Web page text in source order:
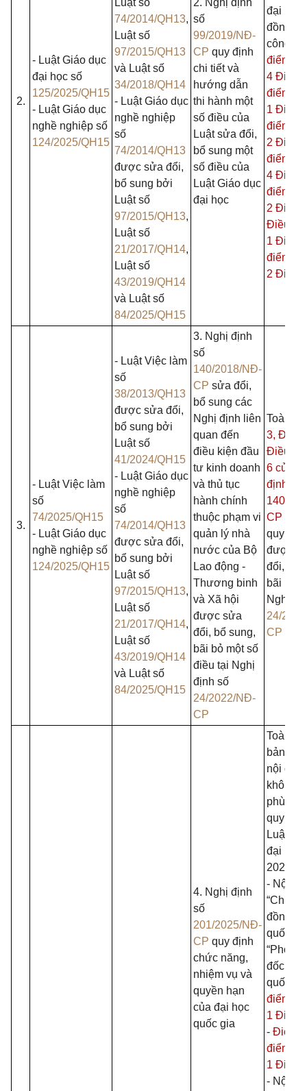
2.
- Luật Giáo dục
đại học số
125/2025/QH15
- Luật Giáo dục
nghề nghiệp số
124/2025/QH15
Luật số
74/2014/QH13,
Luật số
97/2015/QH13
và Luật số
34/2018/QH14
- Luật Giáo dục
nghề nghiệp
số
74/2014/QH13
được sửa đổi,
bổ sung bởi
Luật số
97/2015/QH13,
Luật số
21/2017/QH14,
Luật số
43/2019/QH14
và Luật số
84/2025/QH15
2. Nghị định
số
99/2019/NĐ-
CP quy định
chi tiết và
hướng dẫn
thi hành một
số điều của
Luật sửa đổi,
bổ sung một
số điều của
Luật Giáo dục
đại học
đại
đồng
công
điểm b
4 Điều 2
điểm e
1 Điều 3
điểm a
2 Điều 4
điểm c
4 Điều 4
điểm b
2 Điều 5
Điều 7,
1 Điều 9
điểm c
2 Điều
3.
- Luật Việc làm
số
74/2025/QH15
- Luật Giáo dục
nghề nghiệp số
124/2025/QH15
- Luật Việc làm
số
38/2013/QH13
được sửa đổi,
bổ sung bởi
Luật số
41/2024/QH15
- Luật Giáo dục
nghề nghiệp
số
74/2014/QH13
được sửa đổi,
bổ sung bởi
Luật số
97/2015/QH13,
Luật số
21/2017/QH14,
Luật số
43/2019/QH14
và Luật số
84/2025/QH15
3. Nghị định
số
140/2018/NĐ-
CP sửa đổi,
bổ sung các
Nghị định liên
quan đến
điều kiện đầu
tư kinh doanh
và thủ tục
hành chính
thuộc phạm vi
quản lý nhà
nước của Bộ
Lao động -
Thương binh
và Xã hội
được sửa
đổi, bổ sung,
bãi bỏ một số
điều tại Nghị
định số
24/2022/NĐ-
CP
Toàn
3, Điều
Điều 5,
6 của
định số
140/
CP
quy
được
đổi, bổ
bãi bỏ
Nghị
24/
CP
4. Nghị định
số
201/2025/NĐ-
CP quy định
chức năng,
nhiệm vụ và
quyền hạn
của đại học
quốc gia
Toàn
bản trừ
nội
không
phù
quy
Luật
đại học
2025:
- Nội
“Chủ
đồng
quốc
“Phó
đốc Đại
quốc
điểm b
1 Điều 3
- Điểm
điểm d
1 Điều 3
- Nội